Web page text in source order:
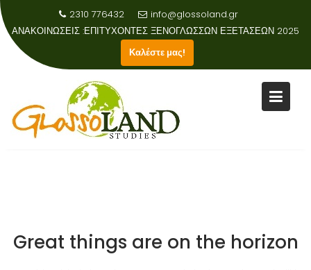
2310 776432
info@glossoland.gr
ΑΝΑΚΟΙΝΩΣΕΙΣ :ΕΠΙΤΥΧΟΝΤΕΣ ΞΕΝΟΓΛΩΣΣΩΝ ΕΞΕΤΑΣΕΩΝ 2025
Καλέστε μας!
Great things are on the horizon